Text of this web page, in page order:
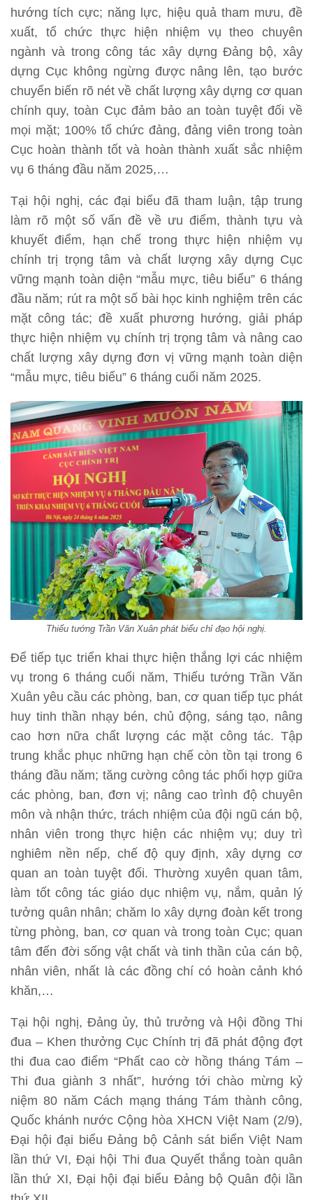
hướng tích cực; năng lực, hiệu quả tham mưu, đề
xuất, tổ chức thực hiện nhiệm vụ theo chuyên
ngành và trong công tác xây dựng Đảng bộ, xây
dựng Cục không ngừng được nâng lên, tạo bước
chuyển biến rõ nét về chất lượng xây dựng cơ quan
chính quy, toàn Cục đảm bảo an toàn tuyệt đối về
mọi mặt; 100% tổ chức đảng, đảng viên trong toàn
Cục hoàn thành tốt và hoàn thành xuất sắc nhiệm
vụ 6 tháng đầu năm 2025,…
Tại hội nghị, các đại biểu đã tham luận, tập trung
làm rõ một số vấn đề về ưu điểm, thành tựu và
khuyết điểm, hạn chế trong thực hiện nhiệm vụ
chính trị trọng tâm và chất lượng xây dựng Cục
vững mạnh toàn diện “mẫu mực, tiêu biểu” 6 tháng
đầu năm; rút ra một số bài học kinh nghiệm trên các
mặt công tác; đề xuất phương hướng, giải pháp
thực hiện nhiệm vụ chính trị trọng tâm và nâng cao
chất lượng xây dựng đơn vị vững mạnh toàn diện
“mẫu mực, tiêu biểu” 6 tháng cuối năm 2025.
Thiếu tướng Trần Văn Xuân phát biểu chỉ đạo hội nghị.
Để tiếp tục triển khai thực hiện thắng lợi các nhiệm
vụ trong 6 tháng cuối năm, Thiếu tướng Trần Văn
Xuân yêu cầu các phòng, ban, cơ quan tiếp tục phát
huy tinh thần nhạy bén, chủ động, sáng tạo, nâng
cao hơn nữa chất lượng các mặt công tác. Tập
trung khắc phục những hạn chế còn tồn tại trong 6
tháng đầu năm; tăng cường công tác phối hợp giữa
các phòng, ban, đơn vị; nâng cao trình độ chuyên
môn và nhận thức, trách nhiệm của đội ngũ cán bộ,
nhân viên trong thực hiện các nhiệm vụ; duy trì
nghiêm nền nếp, chế độ quy định, xây dựng cơ
quan an toàn tuyệt đối. Thường xuyên quan tâm,
làm tốt công tác giáo dục nhiệm vụ, nắm, quản lý
tưởng quân nhân; chăm lo xây dựng đoàn kết trong
từng phòng, ban, cơ quan và trong toàn Cục; quan
tâm đến đời sống vật chất và tinh thần của cán bộ,
nhân viên, nhất là các đồng chí có hoàn cảnh khó
khăn,…
Tại hội nghị, Đảng ủy, thủ trưởng và Hội đồng Thi
đua – Khen thưởng Cục Chính trị đã phát động đợt
thi đua cao điểm “Phất cao cờ hồng tháng Tám –
Thi đua giành 3 nhất”, hướng tới chào mừng kỷ
niệm 80 năm Cách mạng tháng Tám thành công,
Quốc khánh nước Cộng hòa XHCN Việt Nam (2/9),
Đại hội đại biểu Đảng bộ Cảnh sát biển Việt Nam
lần thứ VI, Đại hội Thi đua Quyết thắng toàn quân
lần thứ XI, Đại hội đại biểu Đảng bộ Quân đội lần